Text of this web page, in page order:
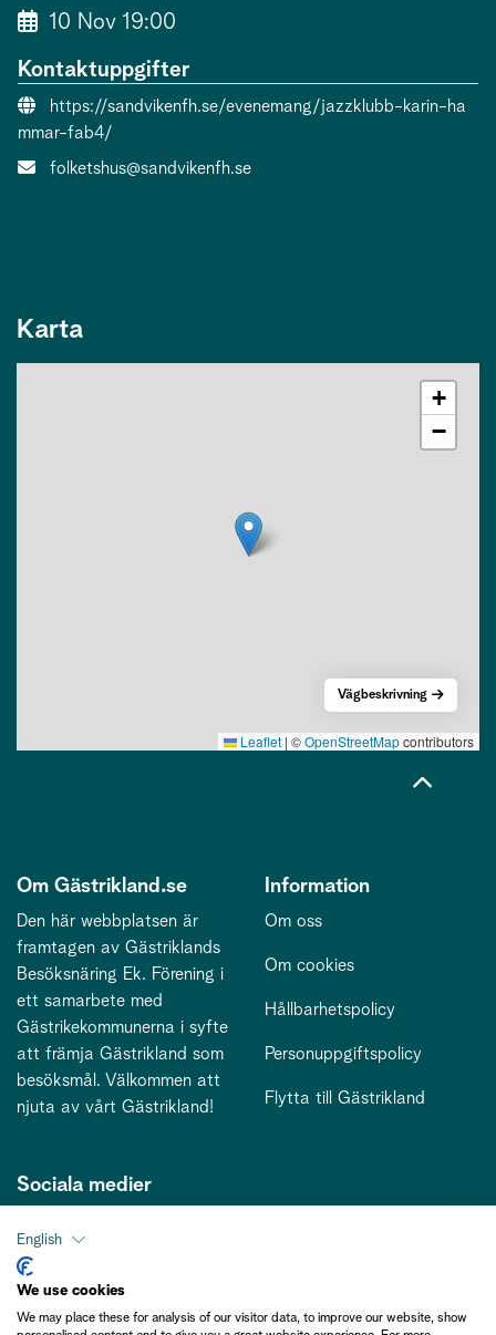
10 Nov 19:00
Kontaktuppgifter
Evenemangslänk:
https://sandvikenfh.se/evenemang/jazzklubb-karin-ha
mmar-fab4/
E-post:
folketshus@sandvikenfh.se
Karta
+
−
Leaflet | ©OpenStreetMapcontributors
Vägbeskrivning
Om Gästrikland.se
Den här webbplatsen är
framtagen av Gästriklands
Besöksnäring Ek. Förening i
ett samarbete med
Gästrikekommunerna i syfte
att främja Gästrikland som
besöksmål. Välkommen att
njuta av vårt Gästrikland!
Information
Om oss
Om cookies
Hållbarhetspolicy
Personuppgiftspolicy
Flytta till Gästrikland
Sociala medier
Kontakt
kontakt@gastriklandsbesoksnaring.se
English
We use cookies
We may place these for analysis of our visitor data, to improve our website, show